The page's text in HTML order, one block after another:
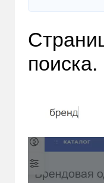
поиска.